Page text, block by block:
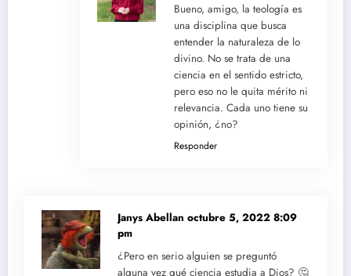
Bueno, amigo, la teología es
una disciplina que busca
entender la naturaleza de lo
divino. No se trata de una
ciencia en el sentido estricto,
pero eso no le quita mérito ni
relevancia. Cada uno tiene su
opinión, ¿no?
Responder
Janys Abellan octubre 5, 2022 8:09
pm
¿Pero en serio alguien se preguntó
alguna vez qué ciencia estudia a Dios? 🤔